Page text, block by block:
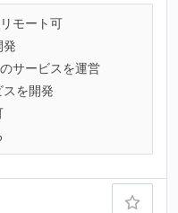
モート可
発
サービスを運営
スを開発